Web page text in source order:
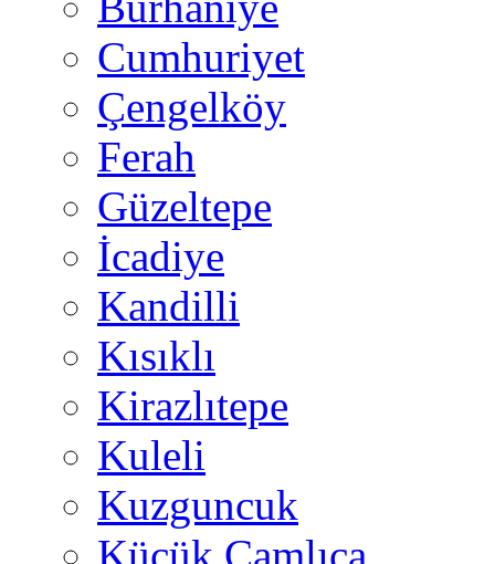
Cumhuriyet
Çengelköy
Ferah
Güzeltepe
İcadiye
Kandilli
Kısıklı
Kirazlıtepe
Kuleli
Kuzguncuk
Küçük Çamlıca